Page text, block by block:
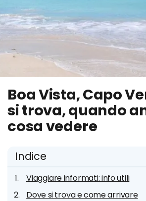
Boa Vista, Capo
si trova, quando
cosa vedere
Indice
Viaggiare informati: info utili
Dove si trova e come arrivare